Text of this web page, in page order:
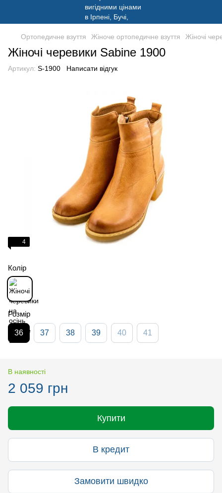
Ортопедичне взуття Жіноче ортопедичне взуття Жіночі
Жіночі черевики Sabine 1900
Артикул: S-1900 Написати відгук
4
Колір
Розмір
36 37 38 39 40 41
В наявності
2 059 грн
Купити
В кредит
Замовити швидко